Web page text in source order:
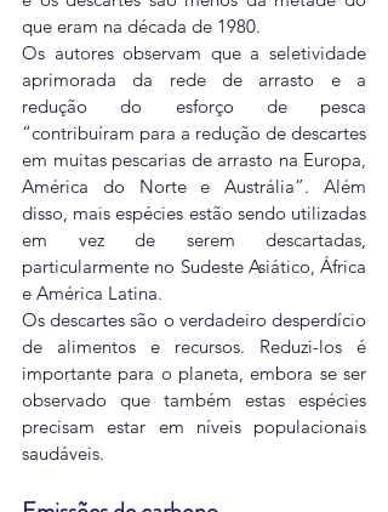
que eram na década de 1980.
Os autores observam que a seletividade
aprimorada da rede de arrasto e a
redução do esforço de pesca
“contribuíram para a redução de descartes
em muitas pescarias de arrasto na Europa,
América do Norte e Austrália”. Além
disso, mais espécies estão sendo utilizadas
em vez de serem descartadas,
particularmente no Sudeste Asiático, África
e América Latina.
Os descartes são o verdadeiro desperdício
de alimentos e recursos. Reduzi-los é
importante para o planeta, embora se ser
observado que também estas espécies
precisam estar em níveis populacionais
saudáveis.